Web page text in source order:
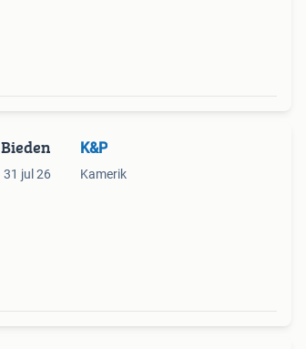
Bieden
31 jul 26
K&P
Kamerik